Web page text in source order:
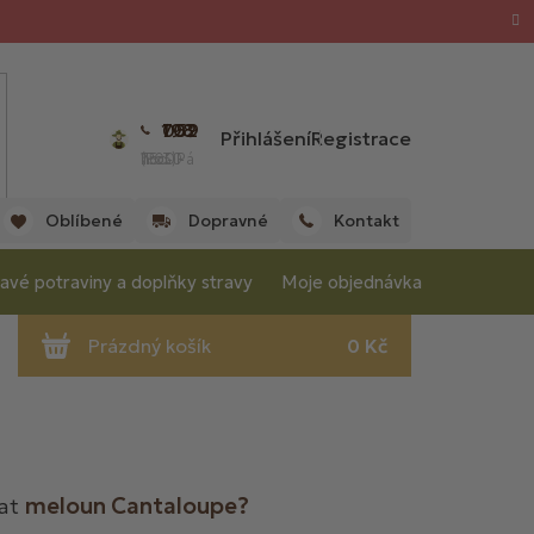
702 059 198
(Po - Pá 7:00 - 15:30 hod.)
PřihlášeníRegistrace
Oblíbené Dopravné Kontakt
potraviny a doplňky stravy Moje objednávka
meloun Cantaloupe?